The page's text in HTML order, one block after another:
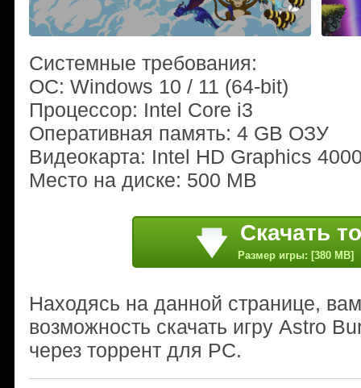
Системные требования:
ОС: Windows 10 / 11 (64-bit)
Процессор: Intel Core i3
Оперативная память: 4 GB ОЗУ
Видеокарта: Intel HD Graphics
Место на диске: 500 MB
Скачать
Размер игры: [380 MB]
Находясь на данной странице,
возможность скачать игру Astro
через торрент для PC.